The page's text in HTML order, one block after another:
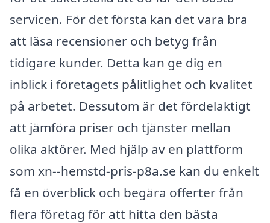
servicen. För det första kan det vara bra
att läsa recensioner och betyg från
tidigare kunder. Detta kan ge dig en
inblick i företagets pålitlighet och kvalitet
på arbetet. Dessutom är det fördelaktigt
att jämföra priser och tjänster mellan
olika aktörer. Med hjälp av en plattform
som xn--hemstd-pris-p8a.se kan du enkelt
få en överblick och begära offerter från
flera företag för att hitta den bästa